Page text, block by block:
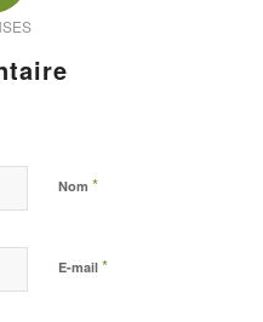
Nom *
E-mail *